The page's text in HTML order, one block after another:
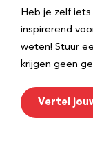
Heb je zelf
inspirerend
weten! Stuur
krijgen geen
Vertel